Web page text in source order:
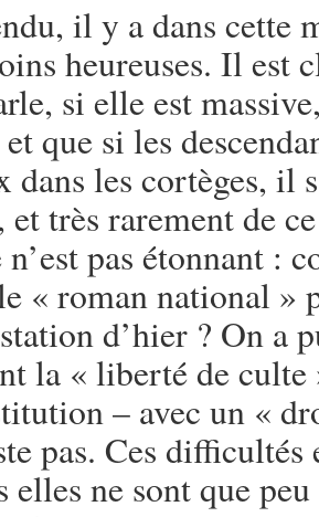
il y a dans cette
heureuses. Il est
si elle est
que si les
dans les cortèges, il
et très rarement de
pas étonnant :
« roman national »
d’hier ? On a
la « liberté de
– avec un «
pas. Ces
ne sont que